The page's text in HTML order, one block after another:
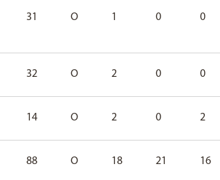
31 O 1 0 0
32 O 2 0 0
14 O 2 0 2
88 O 18 21 16